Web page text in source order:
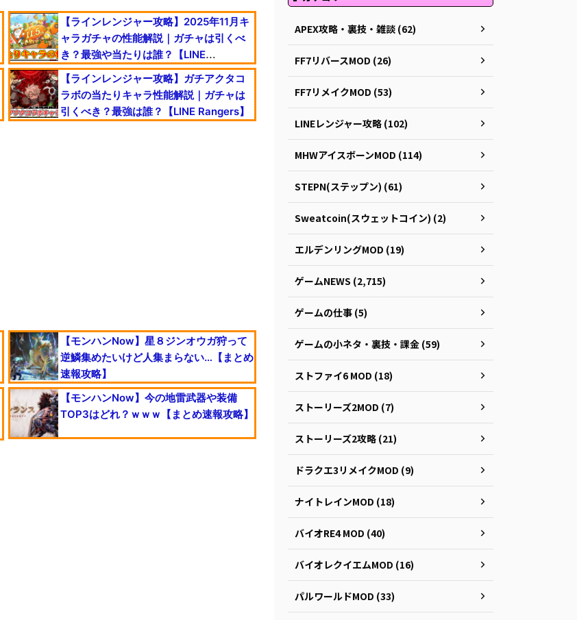
【ラインレンジャー攻略】2025年11月キ
ャラガチャの性能解説｜ガチャは引くべ
き？最強や当たりは誰？【LINE
Rangers】
【ラインレンジャー攻略】ガチアクタコ
ラボの当たりキャラ性能解説｜ガチャは
引くべき？最強は誰？【LINE Rangers】
【モンハンNow】星８ジンオウガ狩って
逆鱗集めたいけど人集まらない…【まとめ
速報攻略】
【モンハンNow】今の地雷武器や装備
TOP3はどれ？ｗｗｗ【まとめ速報攻略】
APEX攻略・裏技・雑談 (62)
FF7リバースMOD (26)
FF7リメイクMOD (53)
LINEレンジャー攻略 (102)
MHWアイスボーンMOD (114)
STEPN(ステップン) (61)
Sweatcoin(スウェットコイン) (2)
エルデンリングMOD (19)
ゲームNEWS (2,715)
ゲームの仕事 (5)
ゲームの小ネタ・裏技・課金 (59)
ストファイ6 MOD (18)
ストーリーズ2MOD (7)
ストーリーズ2攻略 (21)
ドラクエ3リメイクMOD (9)
ナイトレインMOD (18)
バイオRE4 MOD (40)
バイオレクイエムMOD (16)
パルワールドMOD (33)